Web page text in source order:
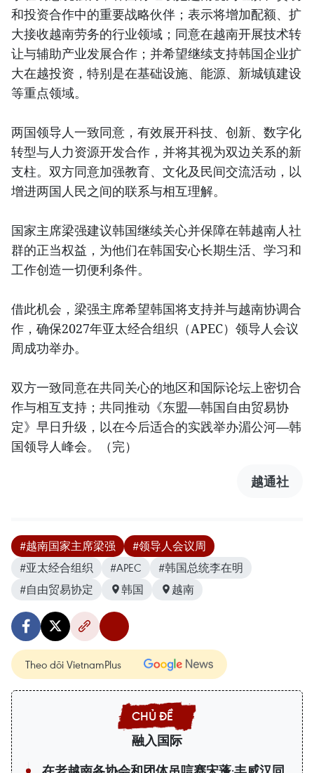
和投资合作中的重要战略伙伴；表示将增加配额、扩
大接收越南劳务的行业领域；同意在越南开展技术转
让与辅助产业发展合作；并希望继续支持韩国企业扩
大在越投资，特别是在基础设施、能源、新城镇建设
等重点领域。
两国领导人一致同意，有效展开科技、创新、数字化
转型与人力资源开发合作，并将其视为双边关系的新
支柱。双方同意加强教育、文化及民间交流活动，以
增进两国人民之间的联系与相互理解。
国家主席梁强建议韩国继续关心并保障在韩越南人社
群的正当权益，为他们在韩国安心长期生活、学习和
工作创造一切便利条件。
借此机会，梁强主席希望韩国将支持并与越南协调合
作，确保2027年亚太经合组织（APEC）领导人会议
周成功举办。
双方一致同意在共同关心的地区和国际论坛上密切合
作与相互支持；共同推动《东盟—韩国自由贸易协
定》早日升级，以在今后适合的实践举办湄公河—韩
国领导人峰会。（完）
越通社
#越南国家主席梁强
#领导人会议周
#亚太经合组织
#APEC
#韩国总统李在明
#自由贸易协定
韩国 越南
Theo dõi VietnamPlus
融入国际